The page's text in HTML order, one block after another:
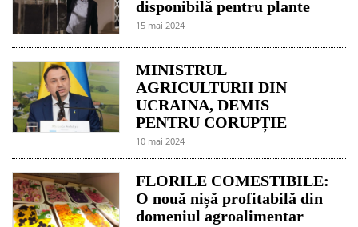
disponibilă pentru plante
15 mai 2024
MINISTRUL
AGRICULTURII DIN
UCRAINA, DEMIS
PENTRU CORUPȚIE
10 mai 2024
FLORILE COMESTIBILE:
O nouă nișă profitabilă din
domeniul agroalimentar